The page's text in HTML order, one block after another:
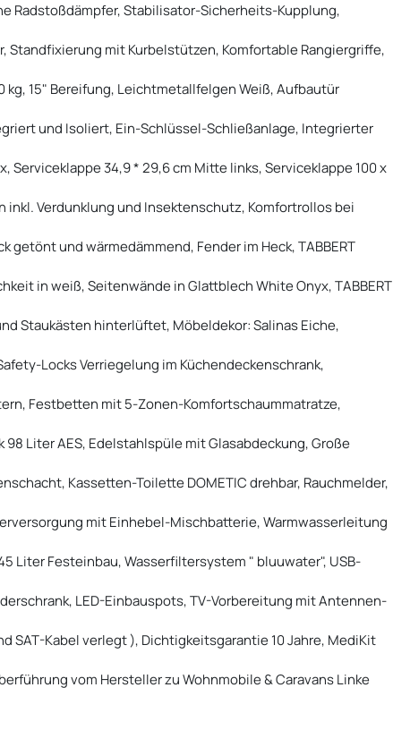
Radstoßdämpfer, Stabilisator-Sicherheits-Kupplung,
mit Kurbelstützen, Komfortable Rangiergriffe,
15" Bereifung, Leichtmetallfelgen Weiß, Aufbautür
und Isoliert, Ein-Schlüssel-Schließanlage, Integrierter
Serviceklappe 34,9 * 29,6 cm Mitte links, Serviceklappe 100 x
inkl. Verdunklung und Insektenschutz, Komfortrollos bei
getönt und wärmedämmend, Fender im Heck, TABBERT
in weiß, Seitenwände in Glattblech White Onyx, TABBERT
Staukästen hinterlüftet, Möbeldekor: Salinas Eiche,
Locks Verriegelung im Küchendeckenschrank,
Festbetten mit 5-Zonen-Komfortschaummatratze,
Liter AES, Edelstahlspüle mit Glasabdeckung, Große
Kassetten-Toilette DOMETIC drehbar, Rauchmelder,
mit Einhebel-Mischbatterie, Warmwasserleitung
Liter Festeinbau, Wasserfiltersystem " bluuwater", USB-
LED-Einbauspots, TV-Vorbereitung mit Antennen-
SAT-Kabel verlegt ), Dichtigkeitsgarantie 10 Jahre, MediKit
vom Hersteller zu Wohnmobile & Caravans Linke